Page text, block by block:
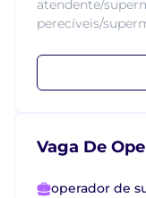
atendente/
perecíveis/
Vaga De
operador de